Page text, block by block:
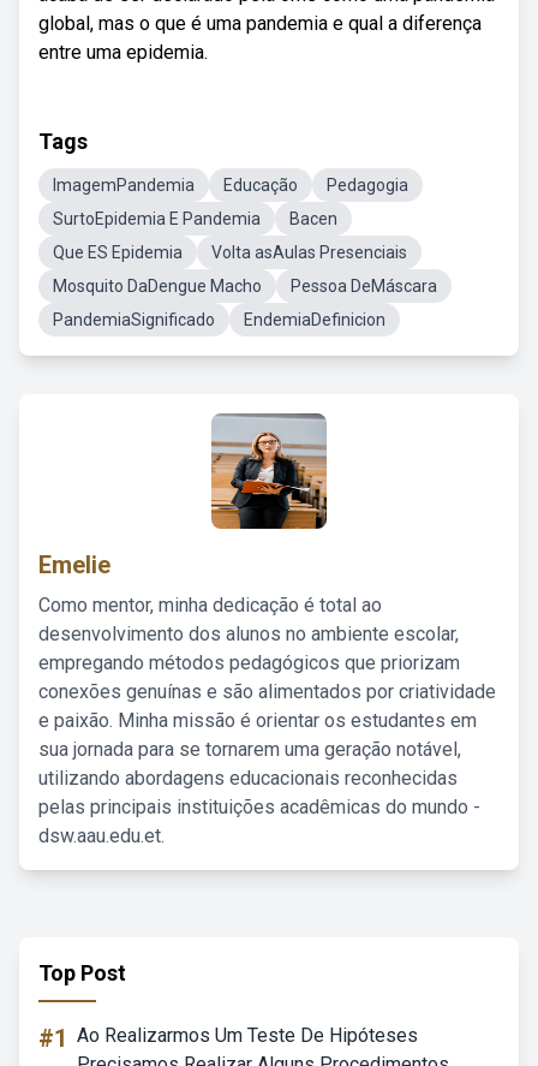
global, mas o que é uma pandemia e qual a diferença
entre uma epidemia.
Tags
ImagemPandemia Educação
Pedagogia
SurtoEpidemia E Pandemia
Bacen
Que ES Epidemia
Volta asAulas Presenciais
Mosquito DaDengue Macho
Pessoa DeMáscara
PandemiaSignificado
EndemiaDefinicion
Emelie
Como mentor, minha dedicação é total ao
desenvolvimento dos alunos no ambiente escolar,
empregando métodos pedagógicos que priorizam
conexões genuínas e são alimentados por criatividade
e paixão. Minha missão é orientar os estudantes em
sua jornada para se tornarem uma geração notável,
utilizando abordagens educacionais reconhecidas
pelas principais instituições acadêmicas do mundo -
dsw.aau.edu.et.
Top Post
#1 Ao Realizarmos Um Teste De Hipóteses